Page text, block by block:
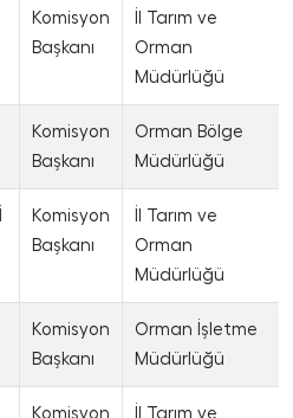
Komisyon
Başkanı
İl Tarım ve
Orman
Müdürlüğü
Komisyon
Başkanı
Orman Bölge
Müdürlüğü
Komisyon
Başkanı
İl Tarım ve
Orman
Müdürlüğü
Komisyon
Başkanı
Orman İşletme
Müdürlüğü
Komisyon
İl Tarım ve